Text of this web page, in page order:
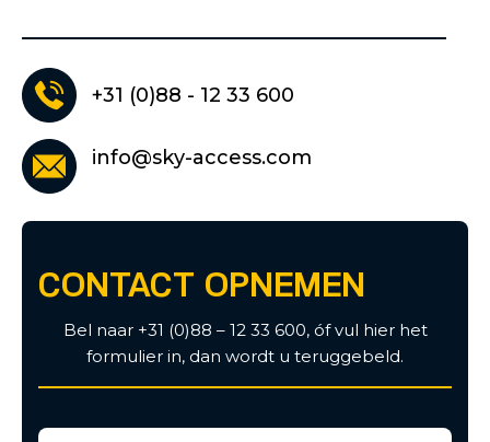
+31 (0)88 - 12 33 600
info@sky-access.com
CONTACT OPNEMEN
Bel naar +31 (0)88 – 12 33 600, óf vul hier het
formulier in, dan wordt u teruggebeld.